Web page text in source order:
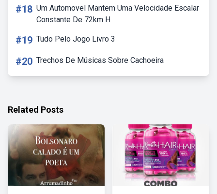
#18 Um Automovel Mantem Uma Velocidade Escalar
Constante De 72km H
#19 Tudo Pelo Jogo Livro 3
#20 Trechos De Músicas Sobre Cachoeira
Related Posts